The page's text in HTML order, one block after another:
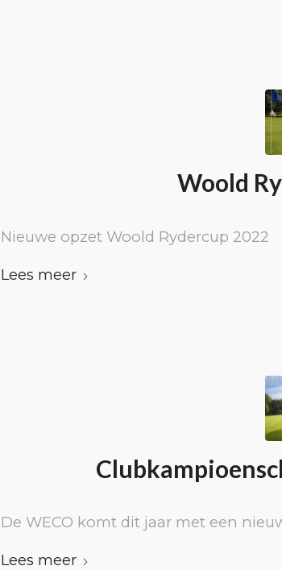
Woold
Nieuwe opzet Woold Rydercup 2022
Lees meer
De WECO komt dit jaar met een
Lees meer